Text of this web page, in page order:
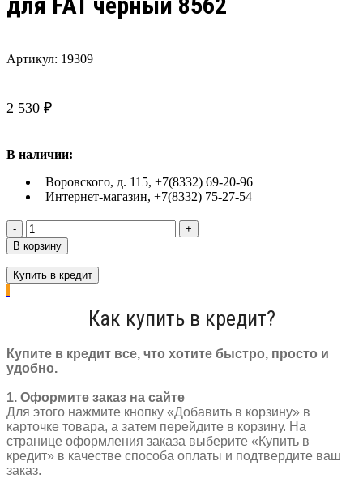
Артикул: 19309
2 530 ₽
В наличии:
Воровского, д. 115, +7(8332) 69-20-96
Интернет-магазин, +7(8332) 75-27-54
Количество
товара
Втулка
задняя
NA
х190
мм
диск
6б
гайки
для
FAT
черный
В корзину
Купить в кредит
Как купить в кредит?
Купите в кредит все, что хотите быстро, просто и
удобно.
1. Оформите заказ на сайте
Для этого нажмите кнопку «Добавить в корзину» в
карточке товара, а затем перейдите в корзину. На
странице оформления заказа выберите «Купить в
кредит» в качестве способа оплаты и подтвердите ваш
заказ.